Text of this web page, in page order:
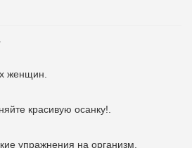
женщин.
красивую осанку!.
упражнения на организм.